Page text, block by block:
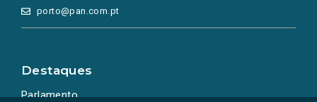
porto@pan.com.pt
Destaques
Parlamento